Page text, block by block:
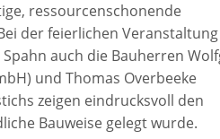
ressourcenschonende
der feierlichen Veranstaltung
auch die Bauherren
und Thomas Overbeeke
zeigen eindrucksvoll den
Bauweise gelegt wurde.